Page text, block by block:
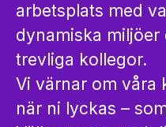
arbetsplats med
dynamiska
trevliga kollegor.
Vi värnar om våra
när ni lyckas –